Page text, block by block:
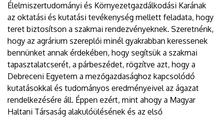
Élelmiszertudományi és Környezetgazdálkodási Karának
az oktatási és kutatási tevékenység mellett feladata, hogy
teret biztosítson a szakmai rendezvényeknek. Szeretnénk,
hogy az agrárium szereplői minél gyakrabban keressenek
bennünket annak érdekében, hogy segítsük a szakmai
tapasztalatcserét, a párbeszédet, rögzítve azt, hogy a
Debreceni Egyetem a mezőgazdasághoz kapcsolódó
kutatásokkal és tudományos eredményeivel az ágazat
rendelkezésére áll. Éppen ezért, mint ahogy a Magyar
Haltani Társaság alakulóülésének és az első